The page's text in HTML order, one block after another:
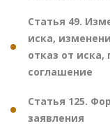
Статья 49.
иска,
отказ от
соглашение
Статья 125.
заявления